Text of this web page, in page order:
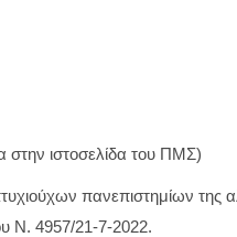
στην ιστοσελίδα του ΠΜΣ)
πανεπιστημίων της
Ν. 4957/21-7-2022.